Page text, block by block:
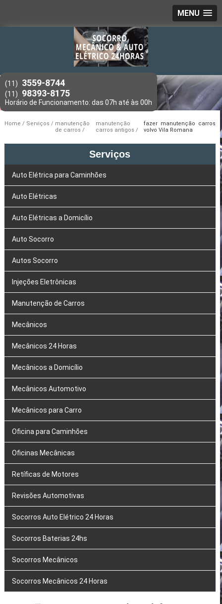
MENU
(11) 3559-8744
(11) 98393-8175
Home Serviços
manutenção
de carros
manutenção
carros antigos
fazer manutenção carros
volvo Vila Romana
Serviços
Auto Elétrica para Caminhões
Auto Elétricas
Auto Elétricas a Domicílio
Auto Socorro
Autos Socorro
Injeções Eletrônicas
Manutenção de Carros
Mecânicos
Mecânicos 24 Horas
Mecânicos a Domicílio
Mecânicos Automotivo
Mecânicos para Carro
Oficina para Caminhões
Oficinas Mecânicas
Retíficas de Motores
Revisões Automotivas
Socorros Auto Elétrico 24 Horas
Socorros Baterias 24hs
Socorros Mecânicos
Socorros Mecânicos 24 Horas